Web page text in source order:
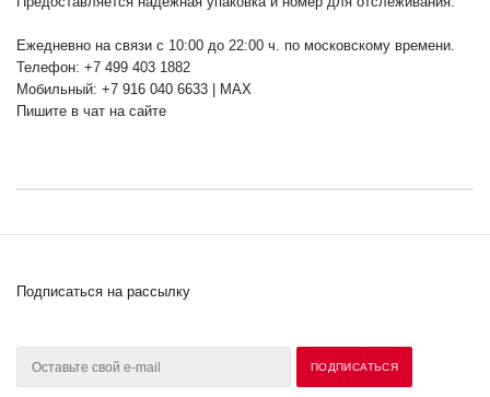
Ежедневно на связи с 10:00 до 22:00 ч. по московскому времени.
Телефон: +7 499 403 1882
Мобильный: +7 916 040 6633 | MAX
Пишите в чат на сайте
Подписаться на рассылку